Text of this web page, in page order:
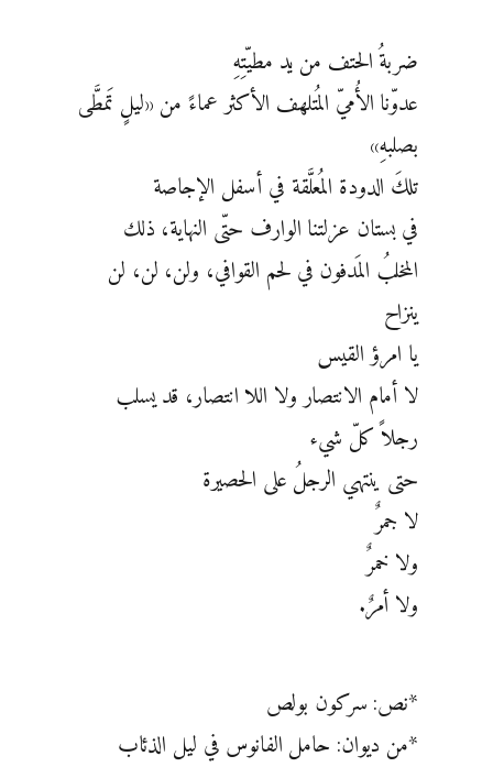
ضربةُ الحتف من يد مطيّتِهِ
عدوّنا الأُميّ المُتلهف الأكثر عماءً من «ليلٍ تَمطَّى
بصلبهِ»
تلكَ الدودة المُعلَّقة في أسفل الإجاصة
في بستان عزلتنا الوارف حتّى النهاية، ذلك
المخلبُ المَدفون في لحم القوافي، ولن، لن، لن
ينزاح
يا امرؤ القيس
لا أمام الانتصار ولا اللا انتصار، قد يسلب
رجلاً كلّ شيء
حتى ينتهي الرجلُ على الحصيرة
لا جمرٌ
ولا خمرٌ
ولا أمرٌ.
*نص: سركون بولص
*من ديوان: حامل الفانوس في ليل الذئاب